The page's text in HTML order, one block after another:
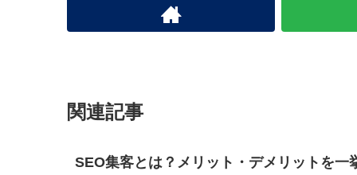
関連記事
SEO集客とは？メリット・デメリットを一